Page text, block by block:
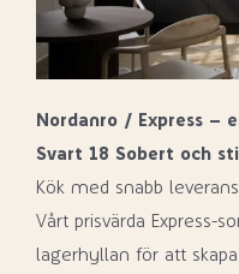
Nordanro / Express –
Svart 18 Sobert och
Kök med snabb
Vårt prisvärda Express-
lagerhyllan för att